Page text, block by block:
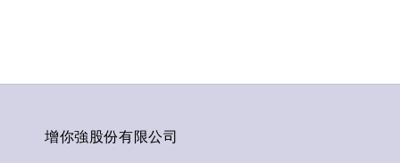
增你強股份有限公司